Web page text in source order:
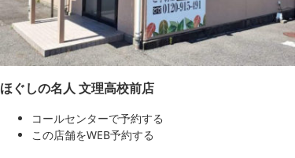
ほぐしの名人 文理高校前店
コールセンターで予約する
この店舗をWEB予約する